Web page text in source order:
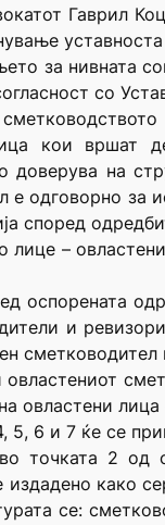
Гаврил
за нивната
со
кои вршат
на
одговорно за
според
лице –
оспорената
и
овластени лица
6 и 7 ќе се
точката 2 од
како
се: